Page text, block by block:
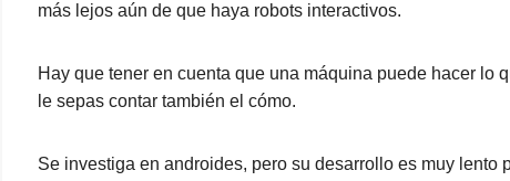
más lejos aún de que haya robots interactivos.
Hay que tener en cuenta que una máquina puede hacer lo
le sepas contar también el cómo.
Se investiga en androides, pero su desarrollo es muy lento